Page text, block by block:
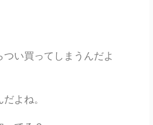
い買ってしまうんだよ
よね。